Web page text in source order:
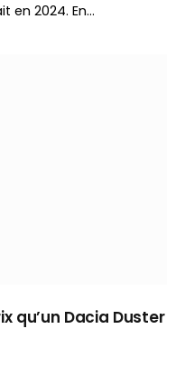
en 2024. En…
qu’un Dacia Duster